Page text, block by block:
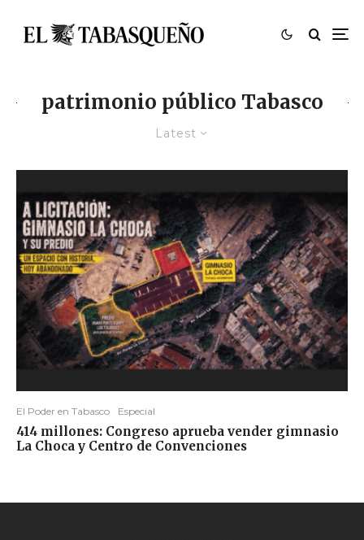
patrimonio público Tabasco
Latest
El Poder en Tabasco Especial
414 millones: Congreso aprueba vender gimnasio
La Choca y Centro de Convenciones